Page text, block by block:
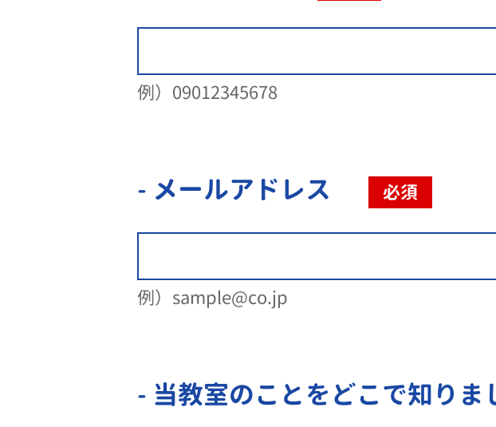
例）09012345678
- メールアドレス 必須
例）sample@co.jp
- 当教室のことをどこで知りま